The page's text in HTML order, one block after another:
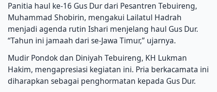
Panitia haul ke-16 Gus Dur dari Pesantren Tebuireng,
Muhammad Shobirin, mengakui Lailatul Hadrah
menjadi agenda rutin Ishari menjelang haul Gus Dur.
“Tahun ini jamaah dari se-Jawa Timur,” ujarnya.
Mudir Pondok dan Diniyah Tebuireng, KH Lukman
Hakim, mengapresiasi kegiatan ini. Pria berkacamata ini
diharapkan sebagai penghormatan kepada Gus Dur.